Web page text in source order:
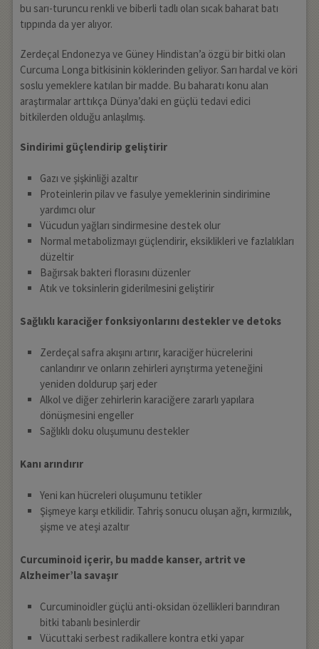
bu sarı-turuncu renkli ve biberli tadlı olan sıcak baharat batı
tıppında da yer alıyor.
Zerdeçal Endonezya ve Güney Hindistan’a özgü bir bitki olan
Curcuma Longa bitkisinin köklerinden geliyor. Sarı hardal ve köri
soslu yemeklere katılan bir madde. Bu baharatı konu alan
araştırmalar arttıkça Dünya’daki en güçlü tedavi edici
bitkilerden olduğu anlaşılmış.
Sindirimi güçlendirip geliştirir
Gazı ve şişkinliği azaltır
Proteinlerin pilav ve fasulye yemeklerinin sindirimine
yardımcı olur
Vücudun yağları sindirmesine destek olur
Normal metabolizmayı güçlendirir, eksiklikleri ve fazlalıkları
düzeltir
Bağırsak bakteri florasını düzenler
Atık ve toksinlerin giderilmesini geliştirir
Sağlıklı karaciğer fonksiyonlarını destekler ve detoks
Zerdeçal safra akışını artırır, karaciğer hücrelerini
canlandırır ve onların zehirleri ayrıştırma yeteneğini
yeniden doldurup şarj eder
Alkol ve diğer zehirlerin karaciğere zararlı yapılara
dönüşmesini engeller
Sağlıklı doku oluşumunu destekler
Kanı arındırır
Yeni kan hücreleri oluşumunu tetikler
Şişmeye karşı etkilidir. Tahriş sonucu oluşan ağrı, kırmızılık,
şişme ve ateşi azaltır
Curcuminoid içerir, bu madde kanser, artrit ve
Alzheimer’la savaşır
Curcuminoidler güçlü anti-oksidan özellikleri barındıran
bitki tabanlı besinlerdir
Vücuttaki serbest radikallere kontra etki yapar